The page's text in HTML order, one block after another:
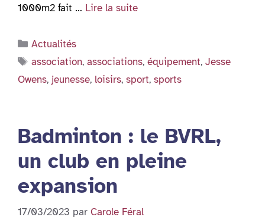
1000m2 fait … Lire la suite
Catégories
Actualités
Étiquettes
association,associations,équipement,Jesse
Owens, jeunesse, loisirs, sport, sports
Badminton : le BVRL,
un club en pleine
expansion
17/03/2023 par Carole Féral